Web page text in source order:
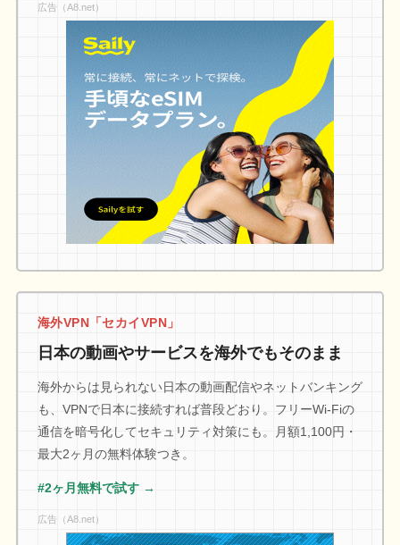
広告（A8.net）
海外VPN「セカイVPN」
日本の動画やサービスを海外でもそのまま
海外からは見られない日本の動画配信やネットバンキング
も、VPNで日本に接続すれば普段どおり。フリーWi-Fiの
通信を暗号化してセキュリティ対策にも。月額1,100円・
最大2ヶ月の無料体験つき。
#2ヶ月無料で試す →
広告（A8.net）